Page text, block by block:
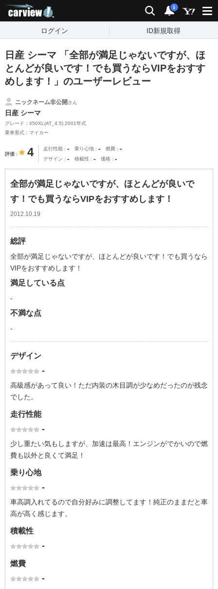
検索 通知
i
ログイン ID新規取得
日産 シーマ 「全部が満足じゃないですが、ほ
とんどが良いです！でも買うならVIPをおすす
めします！」のユーザーレビュー
ニックネーム非公開さん
日産 シーマ
グレード：450XL(AT_4.5) 2001年式
乗車形式：マイカー
評価 4 走行性能 - 乗り心地 - 燃費 -
デザイン - 積載性 - 価格 -
全部が満足じゃないですが、ほとんどが良いで
す！でも買うならVIPをおすすめします！
2012.10.19
総評
全部が満足じゃないですが、ほとんどが良いです！でも買うなら
VIPをおすすめします！
満足している点
-
不満な点
-
デザイン
-
高級感があって良い！ただ内装の木目調が少なめだったのが残念
でした。
走行性能
-
少し重たい気もしますが、加速は最高！エンジンがでかいので燃
費も以外と良くて満足！
乗り心地
-
車高調入れてるので自分好みに調整してます！純正のままだと車
高が高く感じます。
積載性
-
燃費
-